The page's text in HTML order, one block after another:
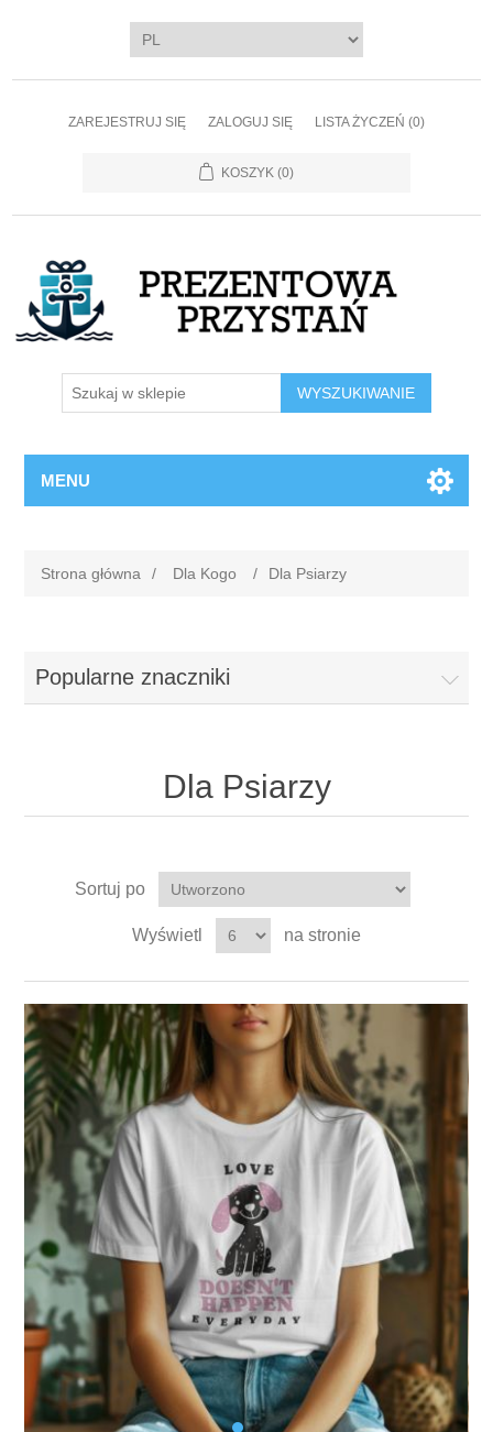
ZAREJESTRUJ SIĘ ZALOGUJ SIĘ LISTA ŻYCZEŃ (0)
KOSZYK (0)
WYSZUKIWANIE
MENU
Strona główna / Dla Kogo / Dla Psiarzy
Popularne znaczniki
Dla Psiarzy
Sortuj po
Wyświetl na stronie